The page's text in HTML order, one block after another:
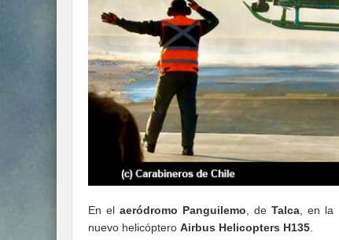
En elaeródromo Panguilemo, deTalca, en la
nuevo helicóptero Airbus Helicopters H135.